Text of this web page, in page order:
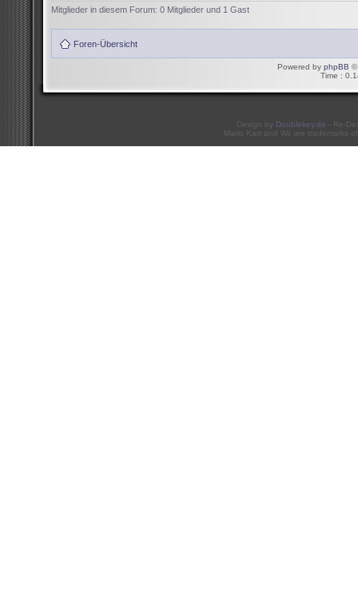
Mitglieder in diesem Forum: 0 Mitglieder und 1 Gast
Foren-Übersicht
Powered by phpBB ©
Time :
Design by Doublekey.de - Re-
Mario Kart and Wii are trademarks